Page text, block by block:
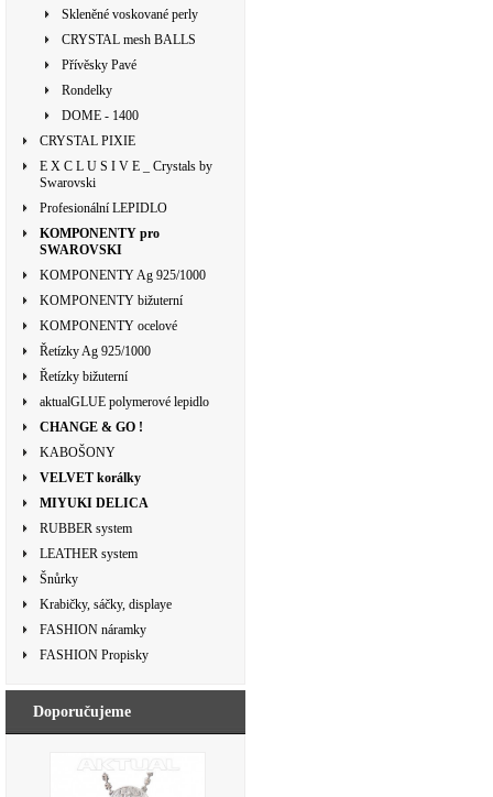
Skleněné voskované perly
CRYSTAL mesh BALLS
Přívěsky Pavé
Rondelky
DOME - 1400
CRYSTAL PIXIE
E X C L U S I V E _ Crystals by
Swarovski
Profesionální LEPIDLO
KOMPONENTY pro
SWAROVSKI
KOMPONENTY Ag 925/1000
KOMPONENTY bižuterní
KOMPONENTY ocelové
Řetízky Ag 925/1000
Řetízky bižuterní
aktualGLUE polymerové lepidlo
CHANGE & GO !
KABOŠONY
VELVET korálky
MIYUKI DELICA
RUBBER system
LEATHER system
Šnůrky
Krabičky, sáčky, displaye
FASHION náramky
FASHION Propisky
Doporučujeme